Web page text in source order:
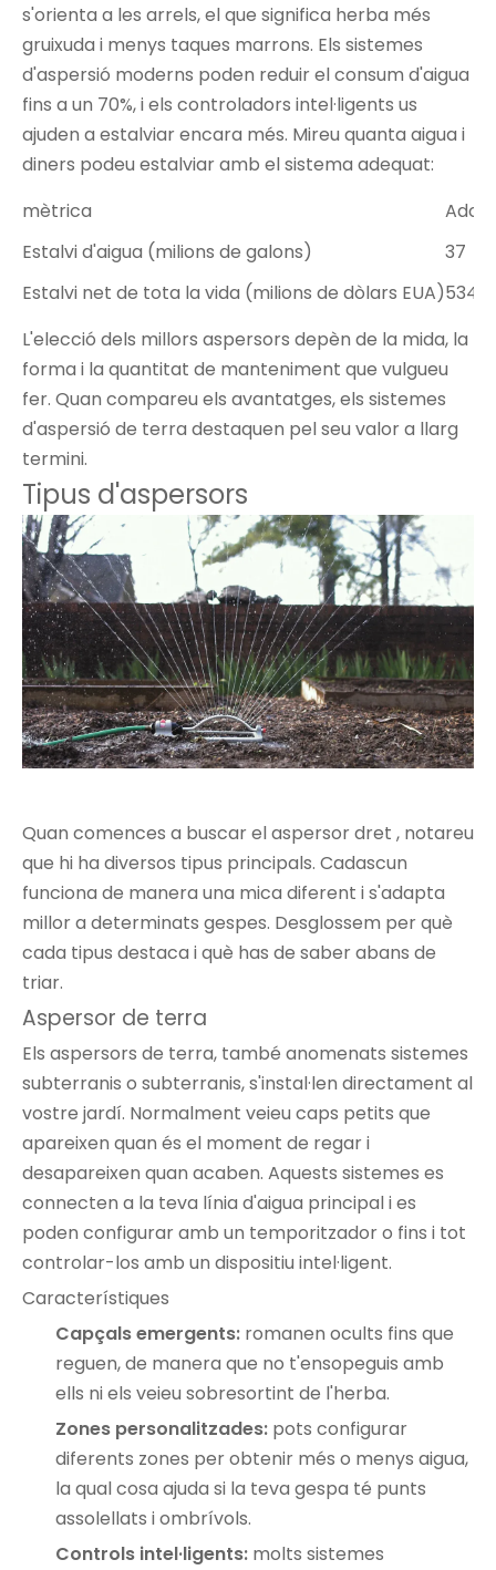
s'orienta a les arrels, el que significa herba més
gruixuda i menys taques marrons. Els sistemes
d'aspersió moderns poden reduir el consum d'aigua
fins a un 70%, i els controladors intel·ligents us
ajuden a estalviar encara més. Mireu quanta aigua i
diners podeu estalviar amb el sistema adequat:
mètrica
Estalvi d'aigua (milions de galons)
37
Estalvi net de tota la vida (milions de dòlars EUA)
L'elecció dels millors aspersors depèn de la mida, la
forma i la quantitat de manteniment que vulgueu
fer. Quan compareu els avantatges, els sistemes
d'aspersió de terra destaquen pel seu valor a llarg
termini.
Tipus d'aspersors
Quan comences a buscar elaspersor dret , notareu
que hi ha diversos tipus principals. Cadascun
funciona de manera una mica diferent i s'adapta
millor a determinats gespes. Desglossem per què
cada tipus destaca i què has de saber abans de
triar.
Aspersor de terra
Els aspersors de terra, també anomenats sistemes
subterranis o subterranis, s'instal·len directament al
vostre jardí. Normalment veieu caps petits que
apareixen quan és el moment de regar i
desapareixen quan acaben. Aquests sistemes es
connecten a la teva línia d'aigua principal i es
poden configurar amb un temporitzador o fins i tot
controlar-los amb un dispositiu intel·ligent.
Característiques
Capçals emergents: romanen ocults fins que
reguen, de manera que no t'ensopeguis amb
ells ni els veieu sobresortint de l'herba.
Zones personalitzades: pots configurar
diferents zones per obtenir més o menys aigua,
la qual cosa ajuda si la teva gespa té punts
assolellats i ombrívols.
Controls intel·ligents: molts sistemes